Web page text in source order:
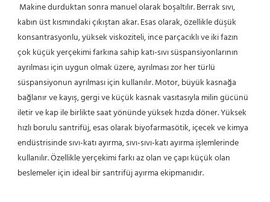
kabın üst kısmındaki çıkıştan akar. Esas olarak, özellikle düşük
konsantrasyonlu, yüksek viskoziteli, ince parçacıklı ve iki fazın
çok küçük yerçekimi farkına sahip katı-sıvı süspansiyonlarının
ayrılması için uygun olmak üzere, ayrılması zor her türlü
süspansiyonun ayrılması için kullanılır. Motor, büyük kasnağa
bağlanır ve kayış, gergi ve küçük kasnak vasıtasıyla milin gücünü
iletir ve kap ile birlikte saat yönünde yüksek hızda döner. Yüksek
hızlı borulu santrifüj, esas olarak biyofarmasötik, içecek ve kimya
endüstrisinde sıvı-katı ayırma, sıvı-sıvı-katı ayırma işlemlerinde
kullanılır. Özellikle yerçekimi farkı az olan ve çapı küçük olan
beslemeler için ideal bir santrifüj ayırma ekipmanıdır.